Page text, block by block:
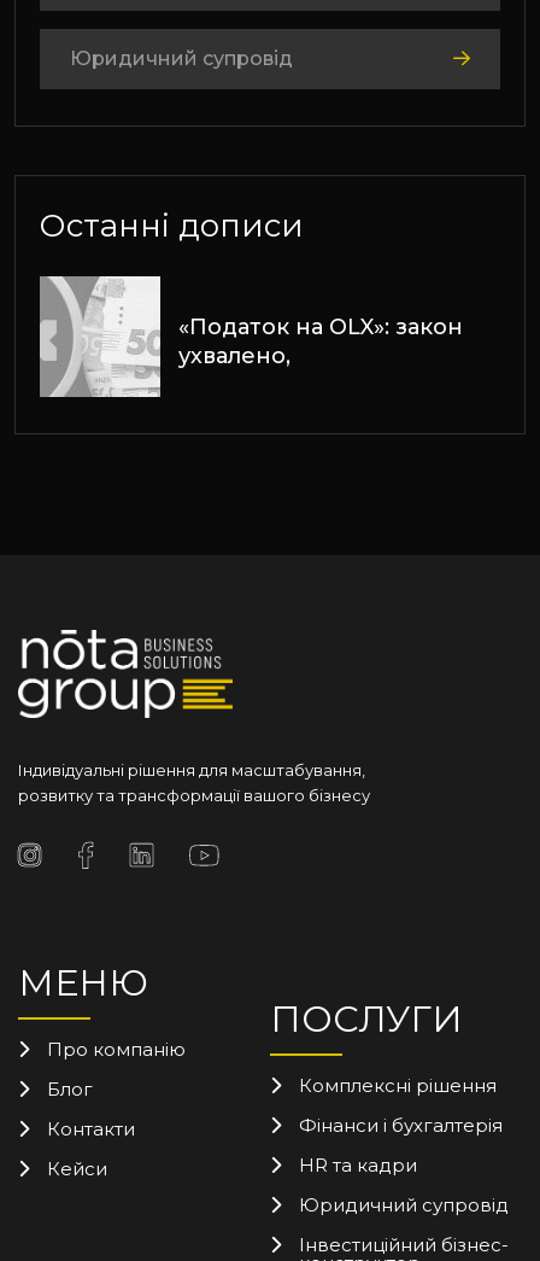
Юридичний супровід
Останні дописи
«Податок на OLX»: закон
ухвалено,
Індивідуальні рішення для масштабування,
розвитку та трансформації вашого бізнесу
МЕНЮ
Про компанію
Блог
Контакти
Кейси
ПОСЛУГИ
Комплексні рішення
Фінанси і бухгалтерія
HR та кадри
Юридичний супровід
Інвестиційний бізнес-